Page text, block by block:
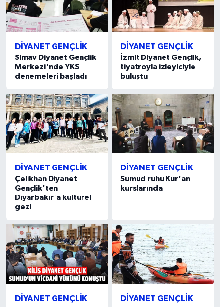
DİYANET GENÇLİK
Simav Diyanet Gençlik
Merkezi'nde YKS
denemeleri başladı
DİYANET GENÇLİK
İzmit Diyanet Gençlik,
tiyatroyla izleyiciyle
buluştu
DİYANET GENÇLİK
Çelikhan Diyanet
Gençlik'ten
Diyarbakır'a kültürel
gezi
DİYANET GENÇLİK
Sumud ruhu Kur'an
kurslarında
DİYANET GENÇLİK DİYANET GENÇLİK
Elazığ Müftülüğü
Erzincan Müftülüğü
Erzurum Müftülüğü
Gaziantep Müftülüğü
Giresun Müftülüğü
Hakkari Müftülüğü
Hatay Müftülüğü
Iğdır Müftülüğü
Isparta Müftülüğü
İstanbul Müftülüğü